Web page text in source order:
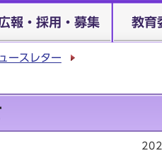
報・採用・募集 教育
ースレター